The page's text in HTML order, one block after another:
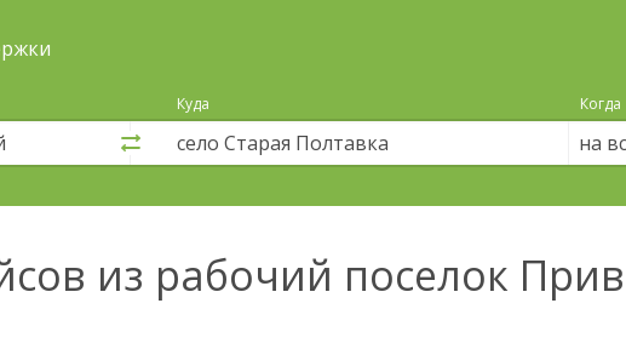
Куда Когда
на
из рабочий поселок